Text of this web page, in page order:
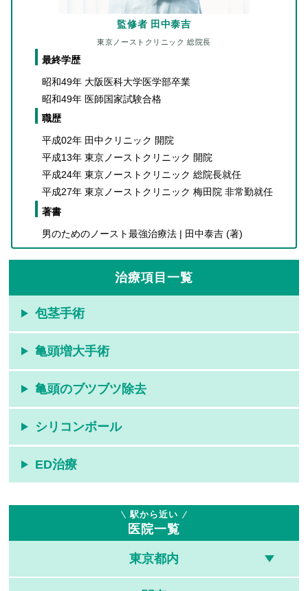
監修者 田中泰吉
東京ノーストクリニック 総院長
最終学歴
昭和49年 大阪医科大学医学部卒業
昭和49年 医師国家試験合格
職歴
平成02年 田中クリニック 開院
平成13年 東京ノーストクリニック 開院
平成24年 東京ノーストクリニック 総院長就任
平成27年 東京ノーストクリニック 梅田院 非常勤就任
著書
男のためのノースト最強治療法 | 田中泰吉 (著)
治療項目一覧
包茎手術
亀頭増大手術
亀頭のブツブツ除去
シリコンボール
ED治療
駅から近い
医院一覧
東京都内